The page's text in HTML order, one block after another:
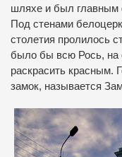
шляхе и был главным
Под стенами
столетия пролилось
было бы всю Рось, на
раскрасить красным.
замок, называется